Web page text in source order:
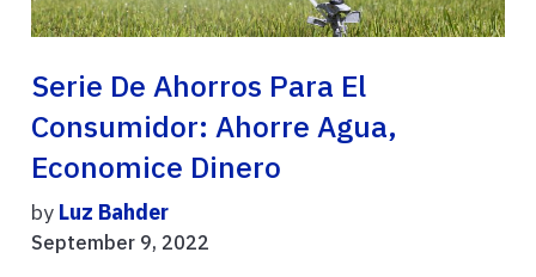
Serie De Ahorros Para El
Consumidor: Ahorre Agua,
Economice Dinero
by Luz Bahder
September 9, 2022